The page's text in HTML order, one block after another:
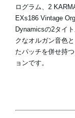
ログラム、2
EXs186 Vintage
Dynamicsの2タイ
クなオルガン音色
たパッチを併せ持
ョンです。